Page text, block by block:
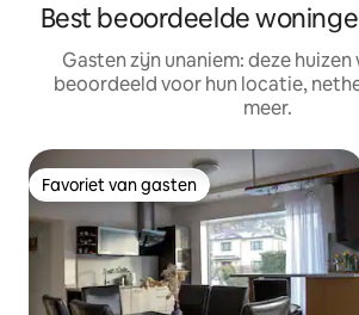
Best beoordeelde
Gasten zijn unaniem: deze
beoordeeld voor hun locatie,
meer.
Favoriet van gasten
Favoriet van gasten